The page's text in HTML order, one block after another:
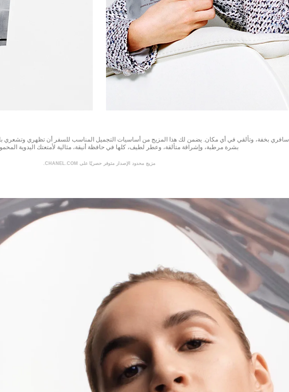
سافري بخفة، وتألقي في أي مكان. يضمن لك هذا المزيج من أساسيات التجميل المناسب للسفر أن تظهري وتشعري
بشرة مرطبة، وإشراقة متألقة، وعطر لطيف، كلها في حافظة أنيقة، مثالية لأمتعتك اليدوية
مزيج محدود الإصدار متوفر حصريًا على CHANEL.COM.